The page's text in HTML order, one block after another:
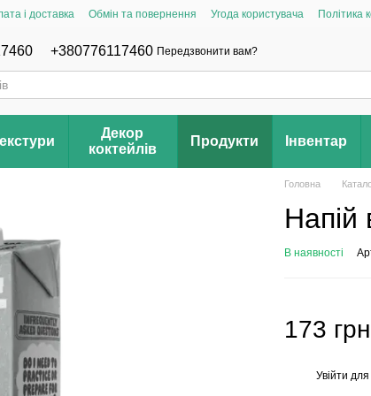
і доставка Обмін та повернення Угода користувача
Політика
+380776117460 Передзвонити вам?
Декор
коктейлів
Продукти Інвентар
Головна
Напій
В наявності
173 грн
Увійти для